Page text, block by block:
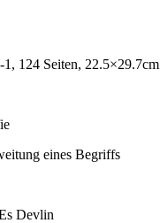
124 Seiten, 22.5×29.7cm
eines Begriffs
Devlin